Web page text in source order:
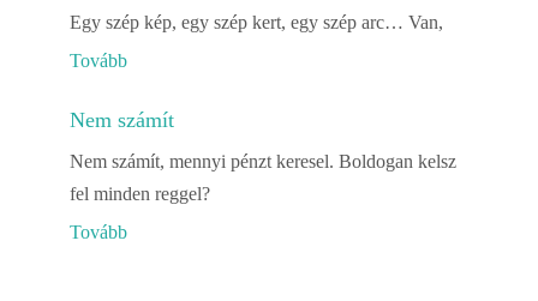
Egy szép kép, egy szép kert, egy szép arc… Van,
Tovább
Nem számít
Nem számít, mennyi pénzt keresel. Boldogan kelsz
fel minden reggel?
Tovább